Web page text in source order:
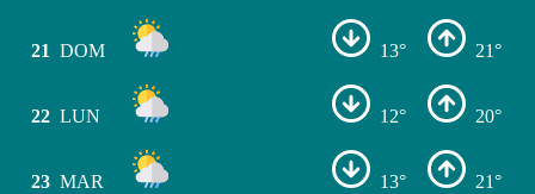
21 DOM 13° 21°
22 LUN 12° 20°
23 MAR 13° 21°